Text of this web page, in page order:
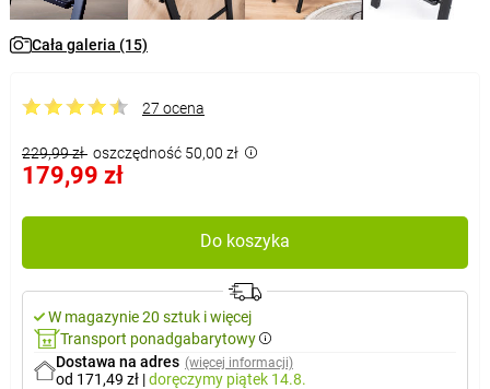
Cała galeria (15)
27 ocena
229,99 zł oszczędność 50,00 zł
179,99 zł
Do koszyka
W magazynie 20 sztuk i więcej
Transport ponadgabarytowy
Dostawa na adres (więcej informacji)
od 171,49 zł |doręczymy piątek 14.8.